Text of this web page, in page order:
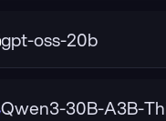
gpt-oss-20b
Qwen3-30B-A3B-